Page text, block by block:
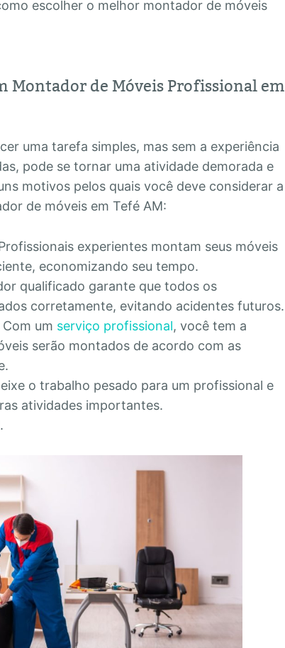
escolher o melhor montador de móveis
Montador de Móveis Profissional em
uma tarefa simples, mas sem a experiência
pode se tornar uma atividade demorada e
motivos pelos quais você deve considerar a
de móveis em Tefé AM:
experientes montam seus móveis
economizando seu tempo.
qualificado garante que todos os
corretamente, evitando acidentes futuros.
Com um serviço profissional, você tem a
serão montados de acordo com as
o trabalho pesado para um profissional e
atividades importantes.